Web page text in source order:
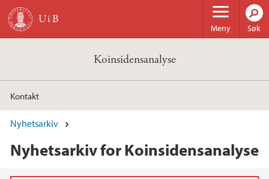
Hopp til hovedinnhold
Meny Søk
Koinsidensanalyse
Kontakt
Nyhetsarkiv
Nyhetsarkiv for Koinsidensanalyse